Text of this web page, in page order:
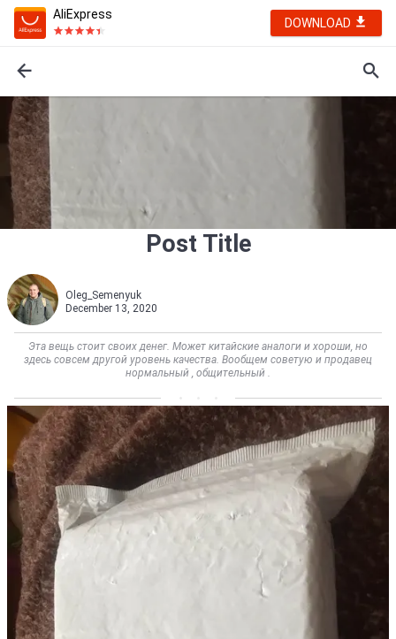
AliExpress
DOWNLOAD
Post Title
Oleg_Semenyuk
December 13, 2020
Эта вещь стоит своих денег. Может китайские аналоги и хороши, но
здесь совсем другой уровень качества. Вообщем советую и продавец
нормальный , общительный .